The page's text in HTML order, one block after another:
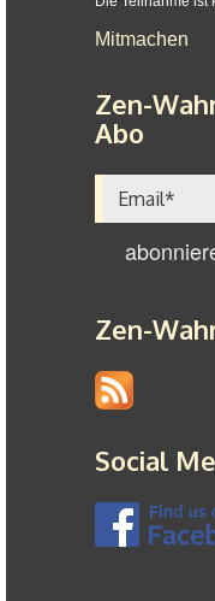
Mitmachen
Zen-
Abo
Zen-
Social